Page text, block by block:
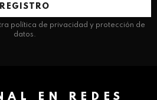
política de privacidad y protección de
datos.
EN REDES